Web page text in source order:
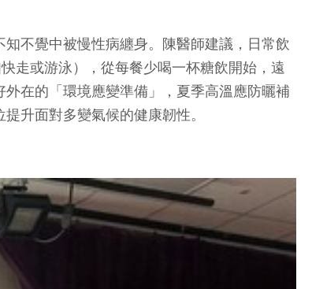
不覺中被慢性病纏身。陳醫師建議，日常飲
走或游泳），從每餐少喝一杯糖飲開始，遠
在的「環境應變準備」，夏季高溫應防曬補
升面對多變氣候的健康韌性。